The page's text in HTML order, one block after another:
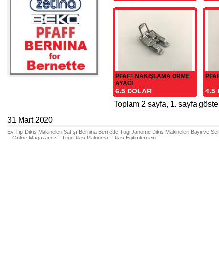
PFAFF NAKIŞLAMA ÖRME
AYAĞI
6.5 DOLAR 4.5
Toplam 2 sayfa, 1. sayfa
31 Mart 2020
Ev Tipi Dikis Makineleri Satışı Bernina Bernette Tugi Janome Dikis Makineleri Bayii ve
Online Magazamız
Tugi Dikis Makinesi Dikis Eğitimleri icin